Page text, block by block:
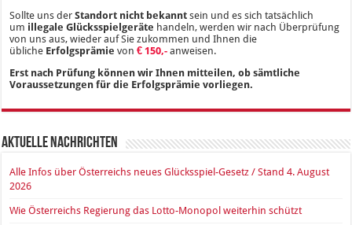
Sollte uns derStandort nicht bekanntsein und es sich tatsächlich
um illegale Glücksspielgeräte handeln, werden wir nach Überprüfung
von uns aus, wieder auf Sie zukommen und Ihnen die
übliche Erfolgsprämievon € 150,- anweisen.
Erst nach Prüfung können wir Ihnen mitteilen, ob sämtliche
Voraussetzungen für die Erfolgsprämie vorliegen.
Aktuelle Nachrichten
Alle Infos über Österreichs neues Glücksspiel-Gesetz / Stand 4. August
2026
Wie Österreichs Regierung das Lotto-Monopol weiterhin schützt